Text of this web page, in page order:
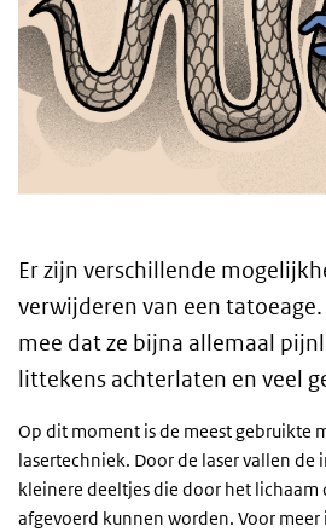
Er zijn verschillende
verwijderen van een
mee dat ze bijna allemaal
littekens achterlaten en veel
Op dit moment is de meest gebruikte
lasertechniek. Door de laser vallen de
kleinere deeltjes die door het lichaam
afgevoerd kunnen worden. Voor